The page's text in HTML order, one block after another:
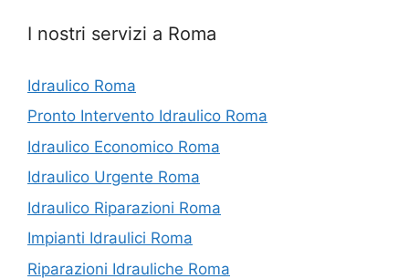
I nostri servizi a Roma
Idraulico Roma
Pronto Intervento Idraulico Roma
Idraulico Economico Roma
Idraulico Urgente Roma
Idraulico Riparazioni Roma
Impianti Idraulici Roma
Riparazioni Idrauliche Roma